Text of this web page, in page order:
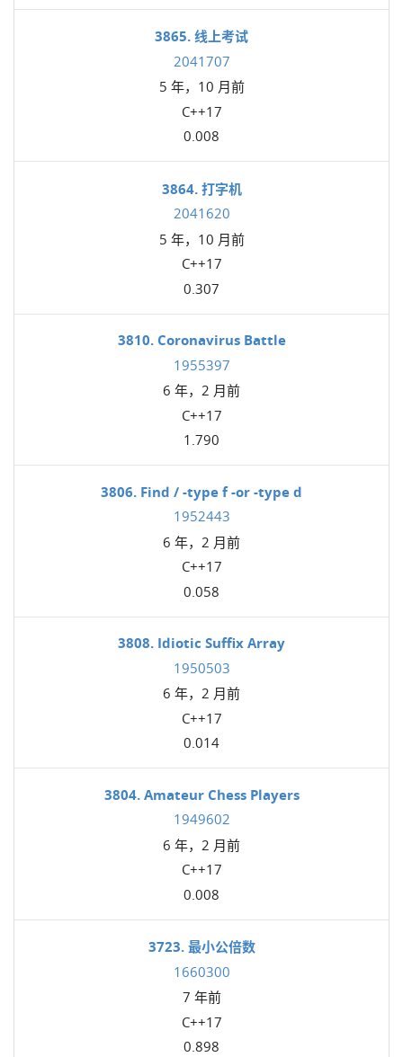
3865. 线上考试
2041707
5 年，10 月前
C++17
0.008
3864. 打字机
2041620
5 年，10 月前
C++17
0.307
3810. Coronavirus Battle
1955397
6 年，2 月前
C++17
1.790
3806. Find / -type f -or -type d
1952443
6 年，2 月前
C++17
0.058
3808. Idiotic Suffix Array
1950503
6 年，2 月前
C++17
0.014
3804. Amateur Chess Players
1949602
6 年，2 月前
C++17
0.008
3723. 最小公倍数
1660300
7 年前
C++17
0.898